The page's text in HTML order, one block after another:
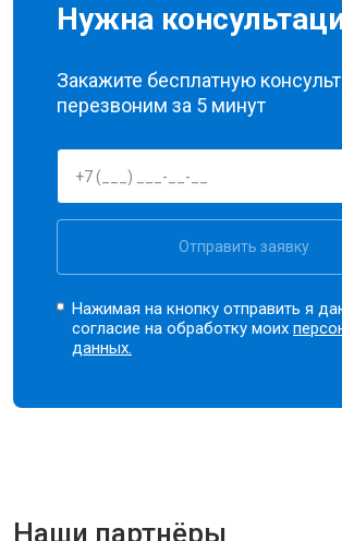
Нужна
Закажите бесплатную
перезвоним за 5 минут
Отправить заявку
Нажимая на кнопку отправить я
согласие на обработку моих
данных.
Наши партнёры